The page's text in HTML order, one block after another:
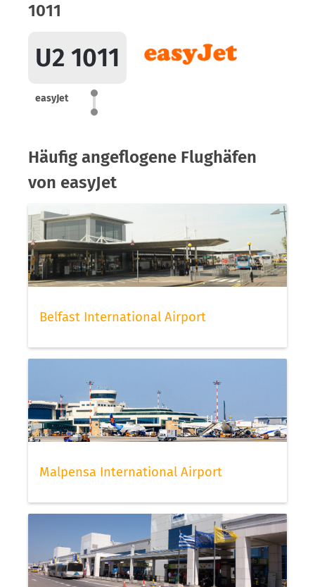
1011
U2 1011
easyJet
Häufig angeflogene Flughäfen
von easyJet
Belfast International Airport
Malpensa International Airport